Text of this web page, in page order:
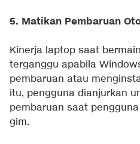
5. Matikan Pembaruan
Kinerja laptop saat
terganggu apabila
pembaruan atau
itu, pengguna dianjurkan
pembaruan saat
gim.